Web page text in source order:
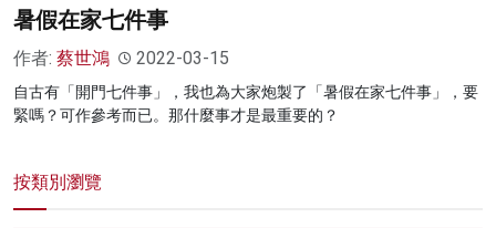
暑假在家七件事
作者: 蔡世鴻 2022-03-15
自古有「開門七件事」，我也為大家炮製了「暑假在家七件事」，要
緊嗎？可作參考而已。那什麼事才是最重要的？
按類別瀏覽